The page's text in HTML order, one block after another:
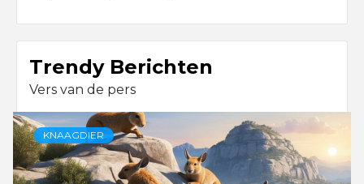
Trendy Berichten
Vers van de pers
KNAAGDIER